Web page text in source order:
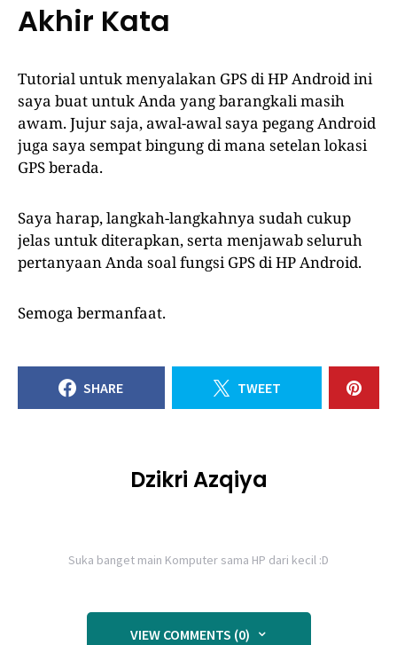
Akhir Kata
Tutorial untuk menyalakan GPS di HP Android ini
saya buat untuk Anda yang barangkali masih
awam. Jujur saja, awal-awal saya pegang Android
juga saya sempat bingung di mana setelan lokasi
GPS berada.
Saya harap, langkah-langkahnya sudah cukup
jelas untuk diterapkan, serta menjawab seluruh
pertanyaan Anda soal fungsi GPS di HP Android.
Semoga bermanfaat.
SHARE TWEET
Dzikri Azqiya
Suka banget main Komputer sama HP dari kecil :D
VIEW COMMENTS (0)